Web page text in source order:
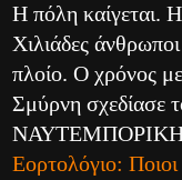
Η πόλη καίγεται.
Χιλιάδες
πλοίο. Ο χρόνος
Σμύρνη σχεδίασε
Εορτολόγιο: